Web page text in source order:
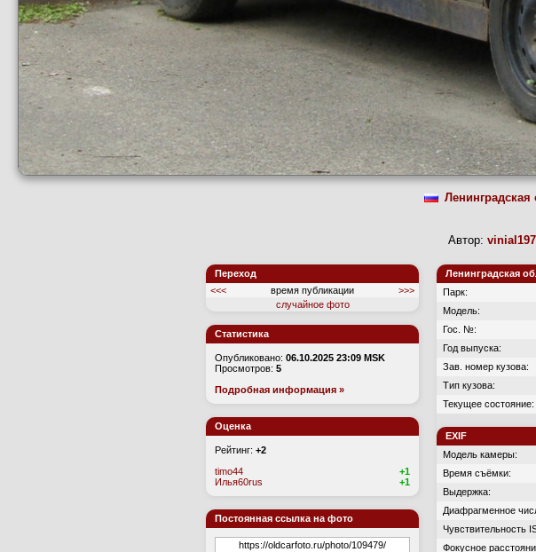
Ленинградская
Автор:
Переход
<<<
время публикации
>>>
случайное фото
Статистика
Опубликовано: 06.10.2025 23:09 MSK
Просмотров: 5
Подробная информация »
Оценка
Рейтинг: +2
timo44
+1
Илья60rus
+1
Постоянная ссылка на фото
Ленинградская
Парк:
Модель:
Гос. №:
Год выпуска:
Зав. номер кузова:
Тип кузова:
Текущее состояние:
EXIF
Модель камеры:
Время съёмки:
Выдержка:
Диафрагменное
Чувствительность
Фокусное